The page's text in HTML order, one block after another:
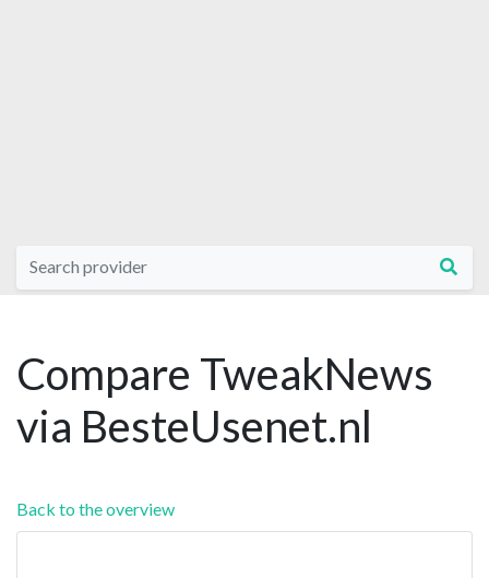
Compare TweakNews
via BesteUsenet.nl
Back to the overview